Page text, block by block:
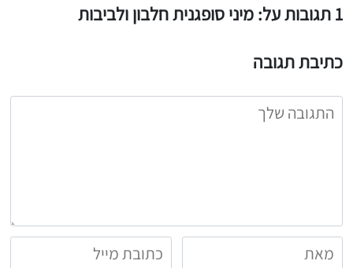
1 תגובות על: מיני סופגנית חלבון ולביבות
כתיבת תגובה